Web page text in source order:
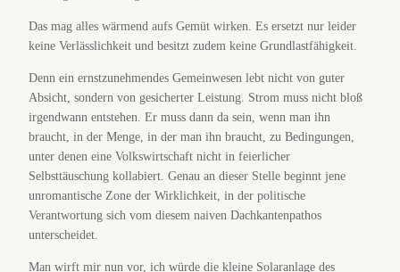
Das mag alles wärmend aufs Gemüt wirken. Es ersetzt nur leider
keine Verlässlichkeit und besitzt zudem keine Grundlastfähigkeit.
Denn ein ernstzunehmendes Gemeinwesen lebt nicht von guter
Absicht, sondern von gesicherter Leistung. Strom muss nicht bloß
irgendwann entstehen. Er muss dann da sein, wenn man ihn
braucht, in der Menge, in der man ihn braucht, zu Bedingungen,
unter denen eine Volkswirtschaft nicht in feierlicher
Selbsttäuschung kollabiert. Genau an dieser Stelle beginnt jene
unromantische Zone der Wirklichkeit, in der politische
Verantwortung sich vom diesem naiven Dachkantenpathos
unterscheidet.
Man wirft mir nun vor, ich würde die kleine Solaranlage des